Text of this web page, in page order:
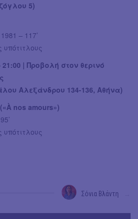
5)
– 117’
| Προβολή στον θερινό
Αλεξάνδρου 134-136, Αθήνα)
nos amours»)
Σόνια Βλάντη